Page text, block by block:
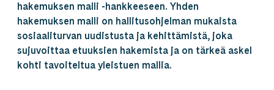
hakemuksen malli -hankkeeseen. Yhden
hakemuksen malli on hallitusohjelman mukaista
sosiaaliturvan uudistusta ja kehittämistä, joka
sujuvoittaa etuuksien hakemista ja on tärkeä askel
kohti tavoiteltua yleistuen mallia.